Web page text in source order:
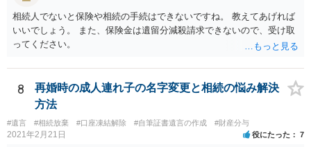
相続人でないと保険や相続の手続はできないですね。 教えてあげれば
いいでしょう。 また、保険金は遺留分減殺請求できないので、受け取
ってください。
8
再婚時の成人連れ子の名字変更と相続の悩み解決
方法
#遺言 #相続放棄 #口座凍結解除 #自筆証書遺言の作成 #財産分与
2021年2月21日 役にたった 7